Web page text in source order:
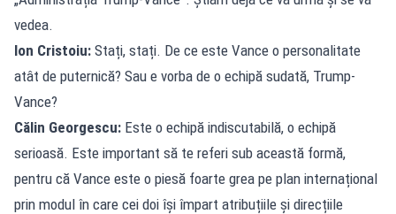
vedea.
Ion Cristoiu: Stați, stați. De ce este Vance o personalitate
atât de puternică? Sau e vorba de o echipă sudată, Trump-
Vance?
Călin Georgescu: Este o echipă indiscutabilă, o echipă
serioasă. Este important să te referi sub această formă,
pentru că Vance este o piesă foarte grea pe plan internațional
prin modul în care cei doi își împart atribuțiile și direcțiile